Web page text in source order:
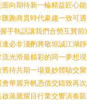
向期待新一輪精益匠心
跑商貫時代豪趨一致可
手執話讓我們合勢互贊前
必非淺酌將敬坦誠江湖
光滑最精彩的同一夢想
待共期一場曼妙體驗交
華麗升帆憑借交鑄致再
蒸騰耀目行業交響演奏